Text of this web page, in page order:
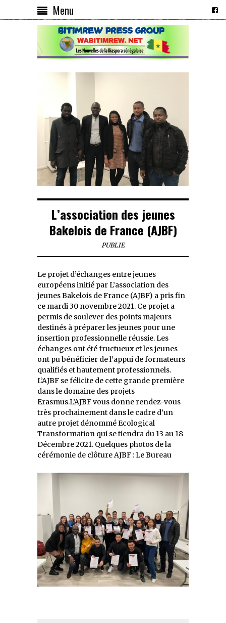
Menu
L’association des jeunes
Bakelois de France (AJBF)
PUBLIE
Le projet d’échanges entre jeunes
européens initié par L’association des
jeunes Bakelois de France (AJBF) a pris fin
ce mardi 30 novembre 2021. Ce projet a
permis de soulever des points majeurs
destinés à préparer les jeunes pour une
insertion professionnelle réussie. Les
échanges ont été fructueux et les jeunes
ont pu bénéficier de l’appui de formateurs
qualifiés et hautement professionnels.
L’AJBF se félicite de cette grande première
dans le domaine des projets
Erasmus.L’AJBF vous donne rendez-vous
très prochainement dans le cadre d’un
autre projet dénommé Ecological
Transformation qui se tiendra du 13 au 18
Décembre 2021. Quelques photos de la
cérémonie de clôture AJBF : Le Bureau